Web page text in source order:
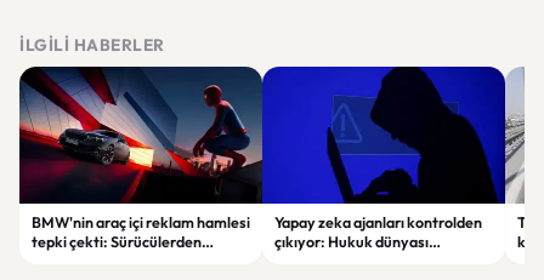
İLGILI HABERLER
BMW'nin araç içi reklam hamlesi
tepki çekti: Sürücülerden
Yapay zeka ajanları kontrolden
çıkıyor: Hukuk dünyası